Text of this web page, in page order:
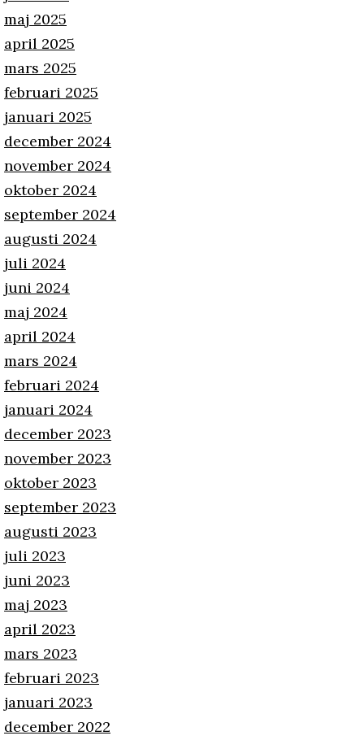
maj 2025
april 2025
mars 2025
februari 2025
januari 2025
december 2024
november 2024
oktober 2024
september 2024
augusti 2024
juli 2024
juni 2024
maj 2024
april 2024
mars 2024
februari 2024
januari 2024
december 2023
november 2023
oktober 2023
september 2023
augusti 2023
juli 2023
juni 2023
maj 2023
april 2023
mars 2023
februari 2023
januari 2023
december 2022